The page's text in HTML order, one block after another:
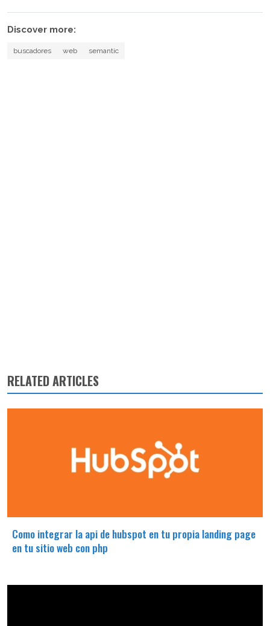
Discover more:
buscadores web semantic
RELATED ARTICLES
Como integrar la api de hubspot en tu propia landing page
en tu sitio web con php